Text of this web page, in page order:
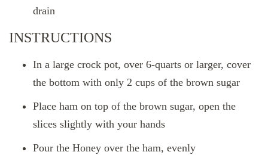
drain
INSTRUCTIONS
In a large crock pot, over 6-quarts or larger, cover
the bottom with only 2 cups of the brown sugar
Place ham on top of the brown sugar, open the
slices slightly with your hands
Pour the Honey over the ham, evenly